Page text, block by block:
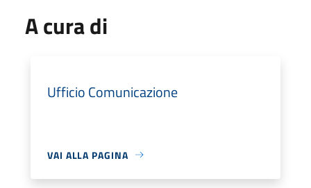
A cura di
Ufficio Comunicazione
VAI ALLA PAGINA